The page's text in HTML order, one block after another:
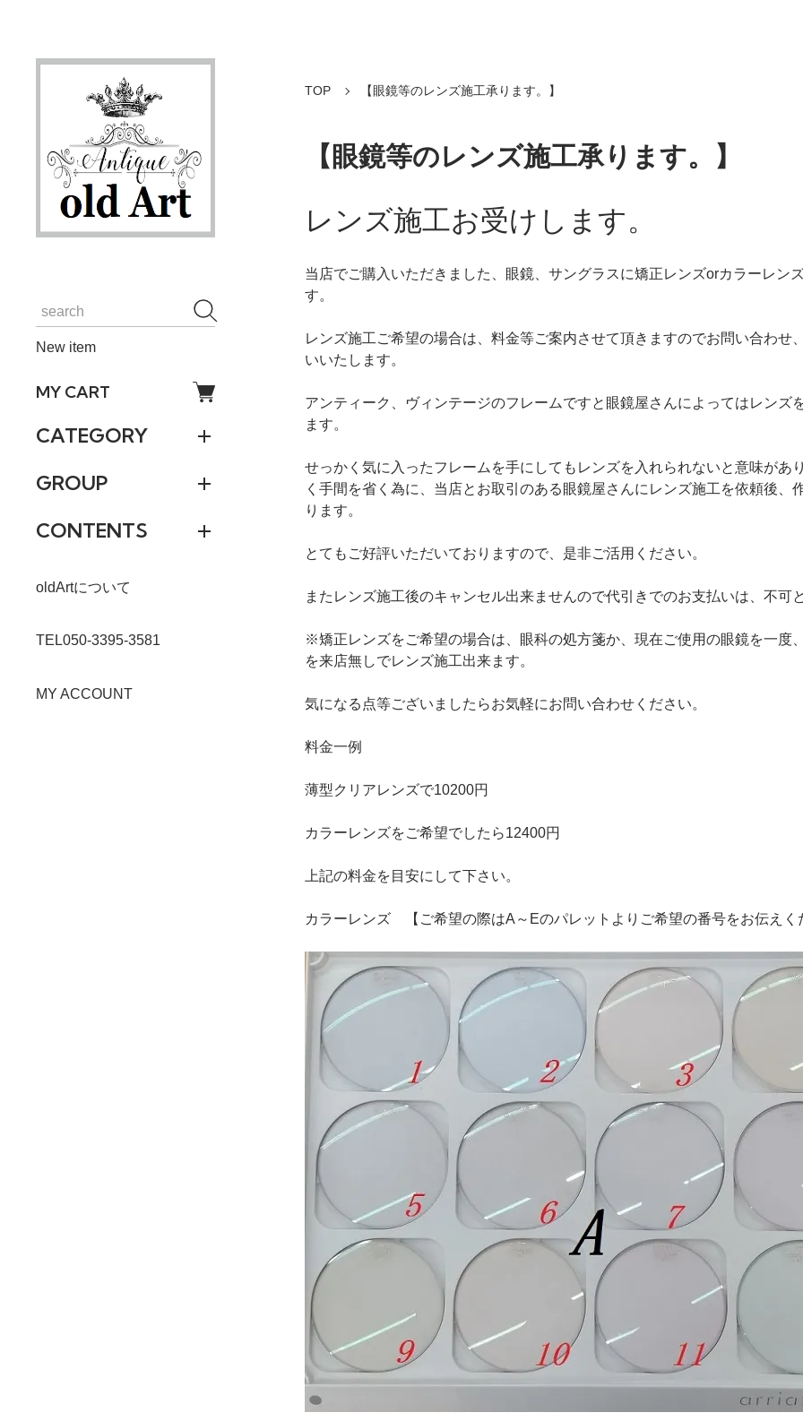
New item
MY CART
CATEGORY
GROUP
CONTENTS
oldArtについて
TEL050-3395-3581
MY ACCOUNT
TOP 【眼鏡等のレンズ施工承ります。】
【眼鏡等のレンズ施工承ります。】
レンズ施工お受けします。
当店でご購入いただきました、眼鏡、サングラスに矯正レンズorカラーレン
す。
レンズ施工ご希望の場合は、料金等ご案内させて頂きますのでお問い合わ
いいたします。
アンティーク、ヴィンテージのフレームですと眼鏡屋さんによってはレン
ます。
せっかく気に入ったフレームを手にしてもレンズを入れられないと意味が
く手間を省く為に、当店とお取引のある眼鏡屋さんにレンズ施工を依頼後
ります。
とてもご好評いただいておりますので、是非ご活用ください。
またレンズ施工後のキャンセル出来ませんので代引きでのお支払いは、不可
※矯正レンズをご希望の場合は、眼科の処方箋か、現在ご使用の眼鏡を一度
を来店無しでレンズ施工出来ます。
気になる点等ございましたらお気軽にお問い合わせください。
料金一例
薄型クリアレンズで10200円
カラーレンズをご希望でしたら12400円
上記の料金を目安にして下さい。
カラーレンズ 【ご希望の際はA～Eのパレットよりご希望の番号をお伝えく